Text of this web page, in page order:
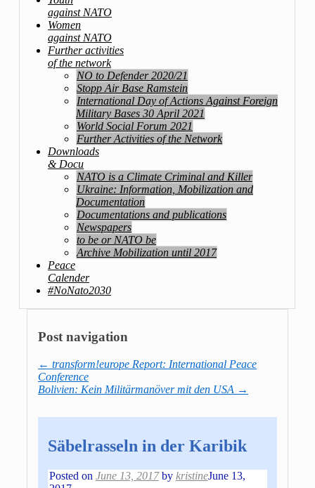
against NATO
Women
against NATO
Further activities
of the network
NO to Defender 2020/21
Stopp Air Base Ramstein
International Day of Actions Against Foreign
Military Bases 30 April 2021
World Social Forum 2021
Further Activities of the Network
Downloads
& Docu
NATO is a Climate Criminal and Killer
Ukraine: Information, Mobilization and
Documentation
Documentations and publications
Newspapers
to be or NATO be
Archive Mobilization until 2017
Peace
Calender
#NoNato2030
Post navigation
← transform!europe Report: International Peace
Conference
Bolivien: Kein Militärmanöver mit den USA →
Säbelrasseln in der Karibik
Posted on June 13, 2017 by kristineJune 13,